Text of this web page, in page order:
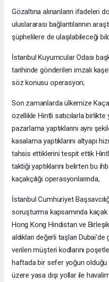
Gözaltına alınanların ifadeleri
uluslararası bağlantılarının
şüphelilere de ulaşılabileceği
İstanbul Kuyumcular Odası
tarihinde gönderilen imzalı
söz konusu operasyon;
Son zamanlarda ülkemize
özellikle Hintli satıcılarla
pazarlama yaptıklarını aynı
kasalama yaptıklarını altyapı
tahsis ettiklerini tespit ettik
taktiği yaptıklarını belirten bu
kaçakçılığı operasyonlarında,
İstanbul Cumhuriyet
soruşturma kapsamında kaçak
Hong Kong Hindistan ve
aldıkları değerli taşları Dubai'de
verilen müşteri kodlarını
haftada bir sefer yoğun
üzere yasa dışı yollar ile